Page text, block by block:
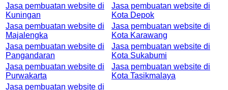
Jasa pembuatan website di
Kuningan
Jasa pembuatan website di
Kota Depok
Jasa pembuatan website di
Majalengka
Jasa pembuatan website di
Kota Karawang
Jasa pembuatan website di
Pangandaran
Jasa pembuatan website di
Kota Sukabumi
Jasa pembuatan website di
Purwakarta
Jasa pembuatan website di
Kota Tasikmalaya
Jasa pembuatan website di